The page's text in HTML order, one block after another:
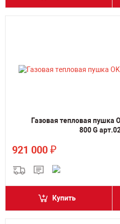
Газовая тепловая пушка
800 G
921 000 ₽
Купить